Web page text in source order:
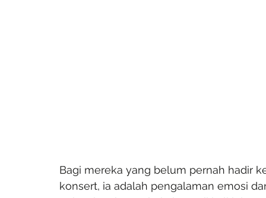
Bagi mereka yang belum pernah hadir
konsert, ia adalah pengalaman emosi